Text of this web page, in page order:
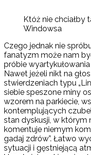
Któż nie chciałby
Windowsa
Czego jednak nie
fanatyzm może nam
próbie
Nawet jeżeli nikt na
stwierdzeniach typu
siebie speszone miny
wzorem na parkiecie,
kontemplujących
stan dyskusji, w
komentuje niemym
gadaj zdrów”. Łatwo
sytuacji i gęstniejącą